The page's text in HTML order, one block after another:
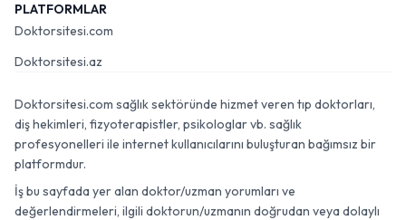
PLATFORMLAR
Doktorsitesi.com
Doktorsitesi.az
Doktorsitesi.com sağlık sektöründe hizmet veren tıp doktorları,
diş hekimleri, fizyoterapistler, psikologlar vb. sağlık
profesyonelleri ile internet kullanıcılarını buluşturan bağımsız bir
platformdur.
İş bu sayfada yer alan doktor/uzman yorumları ve
değerlendirmeleri, ilgili doktorun/uzmanın doğrudan veya dolaylı